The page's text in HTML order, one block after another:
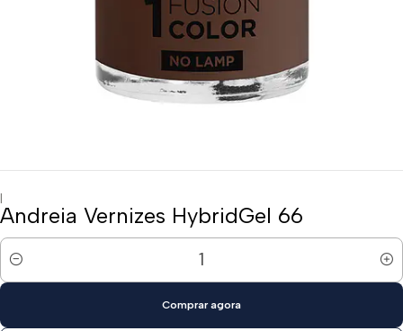
|
Andreia Vernizes HybridGel 66
Quantidade
Comprar agora